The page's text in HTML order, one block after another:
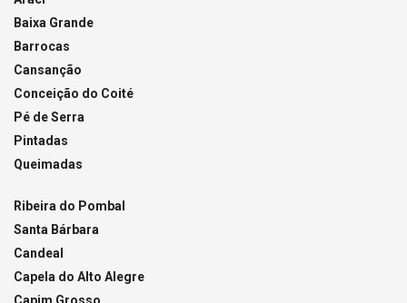
Baixa Grande
Barrocas
Cansanção
Conceição do Coité
Pé de Serra
Pintadas
Queimadas
Ribeira do Pombal
Santa Bárbara
Candeal
Capela do Alto Alegre
Capim Grosso